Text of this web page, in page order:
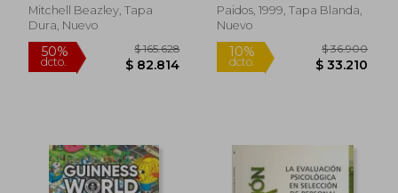
Mitchell Beazley, Tapa
Dura, Nuevo
Paidos, 1999, Tapa Blanda,
Nuevo